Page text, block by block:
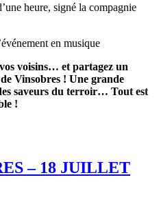
heure, signé la compagnie
en musique
voisins… et partagez un
Vinsobres ! Une grande
saveurs du terroir… Tout est
!
– 18 JUILLET